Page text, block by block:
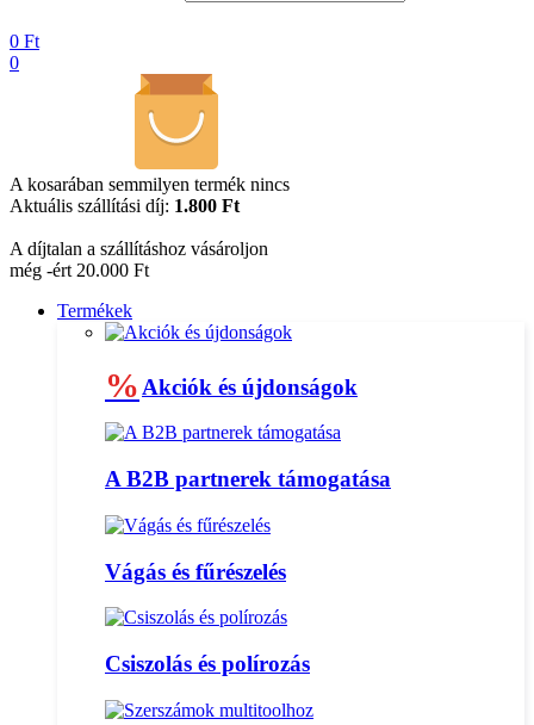
0 Ft
0
A kosarában semmilyen termék nincs
Aktuális szállítási díj: 1.800 Ft
A díjtalan a szállításhoz vásároljon
még -ért 20.000 Ft
Termékek
% Akciók és újdonságok
A B2B partnerek támogatása
Vágás és fűrészelés
Csiszolás és polírozás